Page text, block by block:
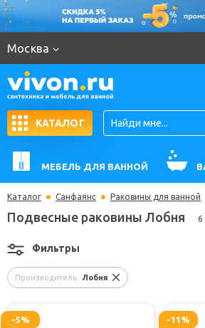
Москва
КАТАЛОГ
МЕБЕЛЬ ДЛЯ ВАННОЙ
Каталог Санфаянс Раковины для ванной
Подвесные раковины Лобня 6
Производитель: Лобня
Фильтры
-5% -11%